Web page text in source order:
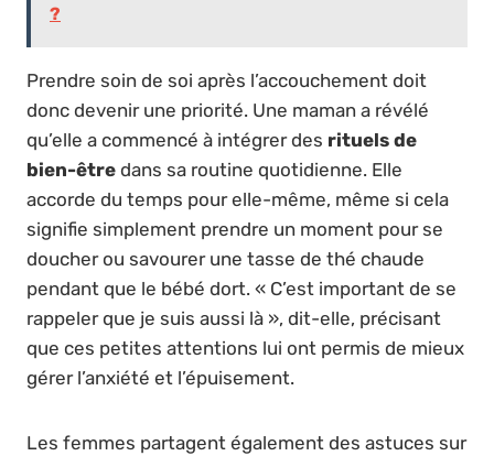
?
Prendre soin de soi après l’accouchement doit
donc devenir une priorité. Une maman a révélé
qu’elle a commencé à intégrer des rituels de
bien-être dans sa routine quotidienne. Elle
accorde du temps pour elle-même, même si cela
signifie simplement prendre un moment pour se
doucher ou savourer une tasse de thé chaude
pendant que le bébé dort. « C’est important de se
rappeler que je suis aussi là », dit-elle, précisant
que ces petites attentions lui ont permis de mieux
gérer l’anxiété et l’épuisement.
Les femmes partagent également des astuces sur